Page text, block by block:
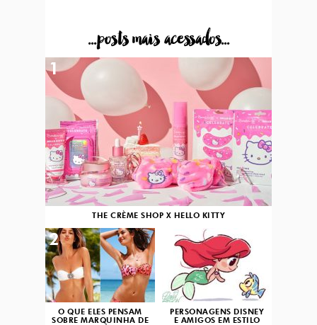
...posts mais acessados...
THE CRÈME SHOP X HELLO KITTY
1
O QUE ELES PENSAM
SOBRE MARQUINHA DE
2
PERSONAGENS DISNEY
E AMIGOS EM ESTILO
3